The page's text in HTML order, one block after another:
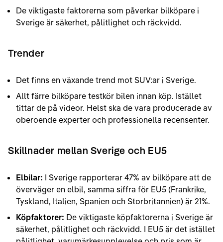
De viktigaste faktorerna som påverkar bilköpare i
Sverige är säkerhet, pålitlighet och räckvidd.
Trender
Det finns en växande trend mot SUV:ar i Sverige.
Allt färre bilköpare testkör bilen innan köp. Istället
tittar de på videor. Helst ska de vara producerade av
oberoende experter och professionella recensenter.
Skillnader mellan Sverige och EU5
Elbilar: I Sverige rapporterar 47% av bilköpare att de
överväger en elbil, samma siffra för EU5 (Frankrike,
Tyskland, Italien, Spanien och Storbritannien) är 21%.
Köpfaktorer: De viktigaste köpfaktorerna i Sverige är
säkerhet, pålitlighet och räckvidd. I EU5 är det istället